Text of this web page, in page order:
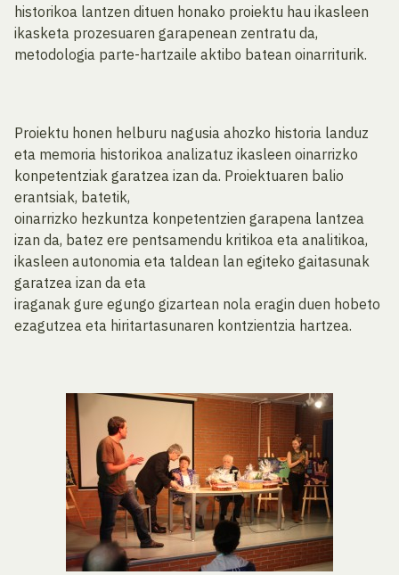
historikoa lantzen dituen honako proiektu hau ikasleen
ikasketa prozesuaren garapenean zentratu da,
metodologia parte-hartzaile aktibo batean oinarriturik.
Proiektu honen helburu nagusia ahozko historia landuz
eta memoria historikoa analizatuz ikasleen oinarrizko
konpetentziak garatzea izan da. Proiektuaren balio
erantsiak, batetik,
oinarrizko hezkuntza konpetentzien garapena lantzea
izan da, batez ere pentsamendu kritikoa eta analitikoa,
ikasleen autonomia eta taldean lan egiteko gaitasunak
garatzea izan da eta
iraganak gure egungo gizartean nola eragin duen hobeto
ezagutzea eta hiritartasunaren kontzientzia hartzea.